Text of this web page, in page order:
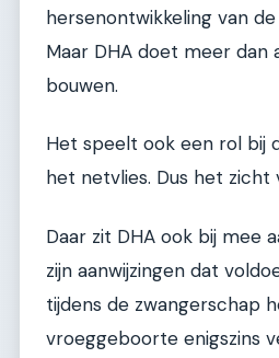
hersenontwikkeling van
Maar DHA doet meer dan
bouwen.
Het speelt ook een rol bij
het netvlies. Dus het zicht
Daar zit DHA ook bij mee
zijn aanwijzingen dat
tijdens de zwangerschap
vroeggeboorte enigszins